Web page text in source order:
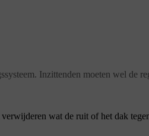
Inzittenden moeten wel de
wat de ruit of het dak